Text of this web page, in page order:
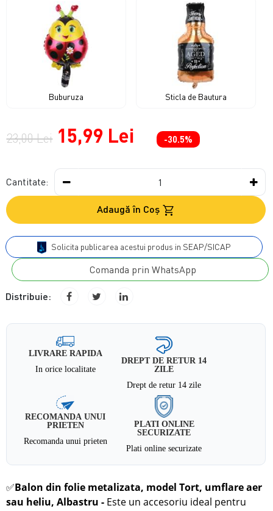
Buburuza Sticla de Bautura
23,00 Lei 15,99 Lei -30.5%
Cantitate:
Adaugă în Coş
Solicita publicarea acestui produs in SEAP/SICAP
Comanda prin WhatsApp
Distribuie:
LIVRARE RAPIDA
In orice localitate
DREPT DE RETUR 14
ZILE
Drept de retur 14 zile
RECOMANDA UNUI
PRIETEN
Recomanda unui prieten
PLATI ONLINE
SECURIZATE
Plati online securizate
✅Balon din folie metalizata, model Tort, umflare aer
sau heliu, Albastru - Este un accesoriu ideal pentru